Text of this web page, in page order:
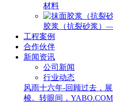
材料
胶浆（抗裂砂浆）
工程案例
合作伙伴
新闻资讯
公司新闻
行业动态
风雨十六年-回顾过去，
梭。转眼间，